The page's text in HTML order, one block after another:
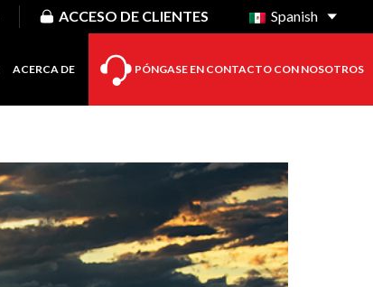
ACCESO DE CLIENTES Spanish
ACERCA DE PÓNGASE EN CONTACTO CON NOSOTROS